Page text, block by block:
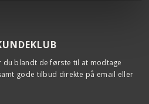
du blandt de første til at modtage
gode tilbud direkte på email eller